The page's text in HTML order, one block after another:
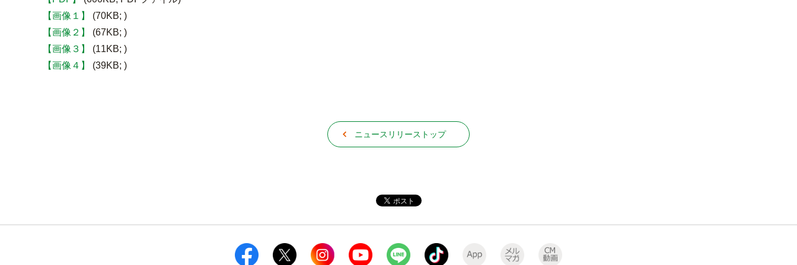
【画像１】
(70KB; )
【画像２】
(67KB; )
【画像３】
(11KB; )
【画像４】
(39KB; )
ニュースリリーストップ